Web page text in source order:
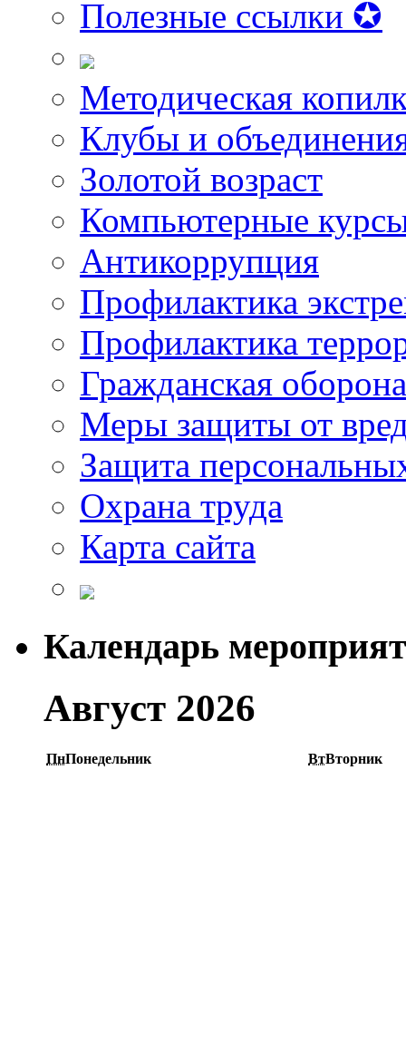
Полезные ссылки ✪
Методическая
Клубы и
Золотой возраст
Компьютерные
Антикоррупция
Профилактика
Профилактика
Гражданская оборона
Меры защиты от
Защита
Охрана труда
Карта сайта
Календарь
Август 2026
ПнПонедельник ВтВторник